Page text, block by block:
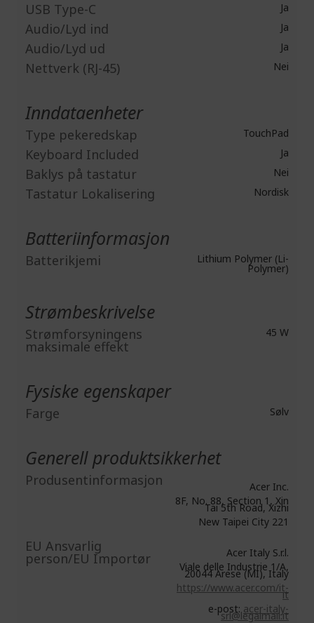
USB Type-C Ja
Audio/Lyd ind Ja
Audio/Lyd ud Ja
Nettverk (RJ-45) Nei
Inndataenheter
Type pekeredskap TouchPad
Keyboard Included Ja
Baklys på tastatur Nei
Tastatur Lokalisering Nordisk
Batteriinformasjon
Batterikjemi Lithium Polymer (Li-
Polymer)
Strømbeskrivelse
Strømforsyningens
maksimale effekt
45 W
Fysiske egenskaper
Farge Sølv
Generell produktsikkerhet
Produsentinformasjon
Acer Inc.
8F, No. 88, Section 1, Xin
Tai 5th Road, Xizhi
New Taipei City 221
EU Ansvarlig
person/EU Importør
Acer Italy S.r.l.
Viale delle Industrie 1/A,
20044 Arese (MI), Italy
https://www.acer.com/it-
it
e-post:acer-italy-
srl@legalmail.it